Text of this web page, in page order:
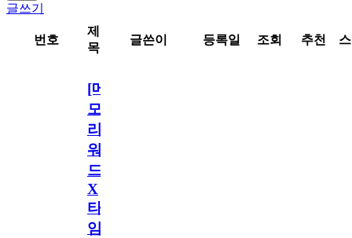
글쓰기
번호
제
목
글쓴이 등록일 조회 추천
[메
모
리
워
드
X
타
임